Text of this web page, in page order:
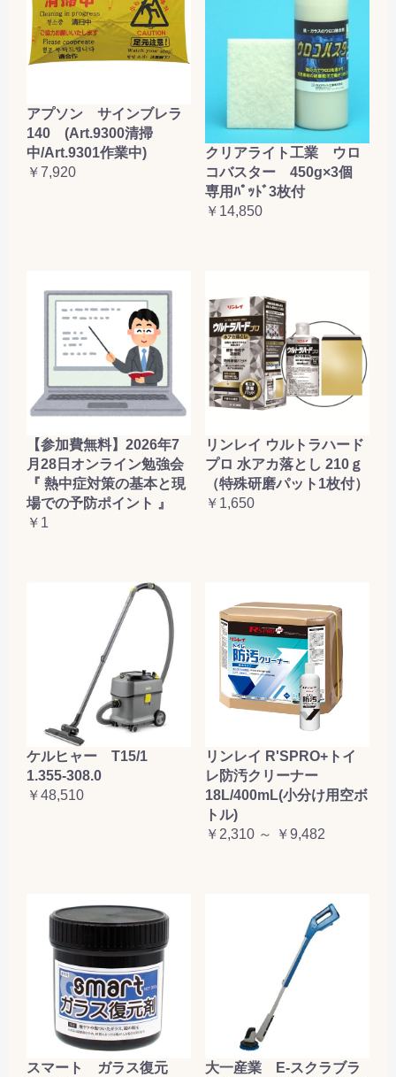
アプソン サインブレラ
140 (Art.9300清掃
中/Art.9301作業中)
￥7,920
クリアライト工業 ウロ
コバスター 450g×3個
専用ﾊﾟｯﾄﾞ3枚付
￥14,850
【参加費無料】2026年7
月28日オンライン勉強会
『 熱中症対策の基本と現
場での予防ポイント 』
￥1
リンレイ ウルトラハード
プロ 水アカ落とし 210ｇ
（特殊研磨パット1枚付）
￥1,650
ケルヒャー T15/1
1.355-308.0
￥48,510
リンレイ R'SPRO+トイ
レ防汚クリーナー
18L/400mL(小分け用空ボ
トル)
￥2,310 ～ ￥9,482
スマート ガラス復元
大一産業 E-スクラブラ